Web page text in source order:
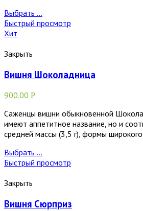
Выбрать ...
Быстрый просмотр
Хит
Закрыть
Вишня Шоколадница
900.00 Р
Саженцы вишни обыкновенной
имеют аппетитное название, но и
средней массы (3,5 г), формы широкого
Выбрать ...
Быстрый просмотр
Закрыть
Вишня Сюрприз